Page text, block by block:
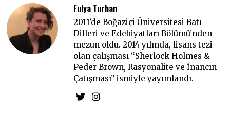
Fulya Turhan
2011’de Boğaziçi Üniversitesi Batı
Dilleri ve Edebiyatları Bölümü’nden
mezun oldu. 2014 yılında, lisans tezi
olan çalışması “Sherlock Holmes &
Peder Brown, Rasyonalite ve İnancın
Çatışması” ismiyle yayımlandı.